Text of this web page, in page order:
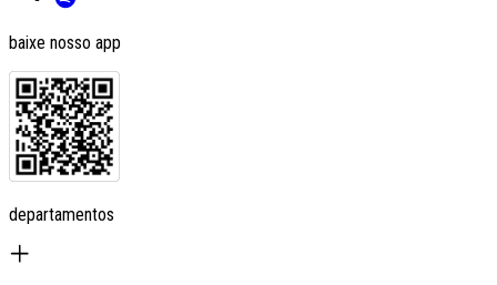
baixe nosso app
departamentos